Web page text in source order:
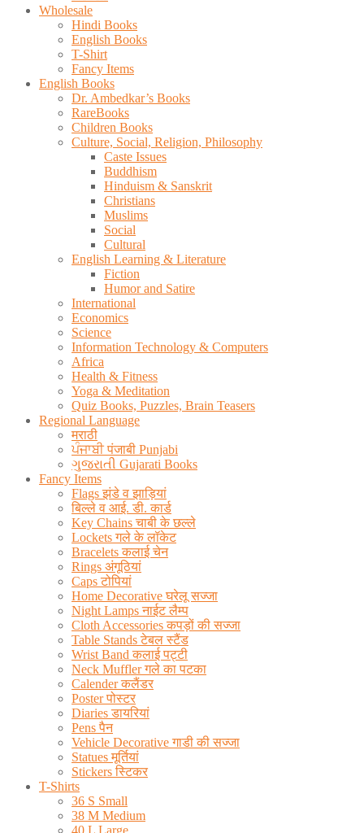
Wholesale
Hindi Books
English Books
T-Shirt
Fancy Items
English Books
Dr. Ambedkar’s Books
RareBooks
Children Books
Culture, Social, Religion, Philosophy
Caste Issues
Buddhism
Hinduism & Sanskrit
Christians
Muslims
Social
Cultural
English Learning & Literature
Fiction
Humor and Satire
International
Economics
Science
Information Technology & Computers
Africa
Health & Fitness
Yoga & Meditation
Quiz Books, Puzzles, Brain Teasers
Regional Language
मराठी
ਪੰਜਾਬੀ पंजाबी Punjabi
ગુજરાતી Gujarati Books
Fancy Items
Flags झंडे व झाड़ियां
बिल्ले व आई. डी. कार्ड
Key Chains चाबी के छल्ले
Lockets गले के लॉकेट
Bracelets कलाई चेन
Rings अंगूठियां
Caps टोपियां
Home Decorative घरेलू सज्जा
Night Lamps नाईट लैम्प
Cloth Accessories कपड़ों की सज्जा
Table Stands टेबल स्टैंड
Wrist Band कलाई पट्टी
Neck Muffler गले का पटका
Calender कलैंडर
Poster पोस्टर
Diaries डायरियां
Pens पैन
Vehicle Decorative गाडी की सज्जा
Statues मूर्तियां
Stickers स्टिकर
T-Shirts
36 S Small
38 M Medium
40 L Large